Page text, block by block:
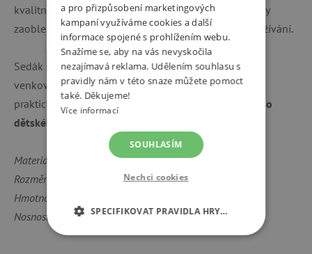
kvalitního MDF materiálu a natřena bílou barvou. Díky
zaobleným hranám je bezpečná pro každodenní používání.
Sedák stoličky je ozdobený jemným frézováním ve
venkovském stylu. Tento kus nábytku je díky tomu
praktickým a zároveňstylovým doplňkem do každého
dětského pokoje
Materiál: MDF (lakovaná)
Rozměry: Š x H x V: 30,0 x 30,0 x 30,0 cm
Hmotnost: 3,36 kg
Nosnost: až 60 kg
a pro přizpůsobení marketingových
kampaní využíváme cookies a další
informace spojené s prohlížením webu.
Snažíme se, aby na vás nevyskočila
nezajímavá reklama. Udělením souhlasu s
pravidly nám v této snaze můžete pomoct
také. Děkujeme!
Více informací
SOUHLASÍM
Nechci cookies
SPECIFIKOVAT PRAVIDLA HRY…
NEZBYTNĚ NUTNÉ COOKIES